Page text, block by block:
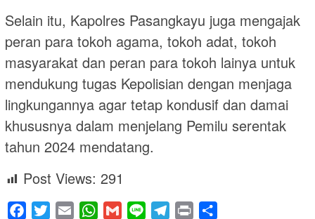
Selain itu, Kapolres Pasangkayu juga mengajak
peran para tokoh agama, tokoh adat, tokoh
masyarakat dan peran para tokoh lainya untuk
mendukung tugas Kepolisian dengan menjaga
lingkungannya agar tetap kondusif dan damai
khususnya dalam menjelang Pemilu serentak
tahun 2024 mendatang.
Post Views: 291
Facebook
Twitter Email WhatsApp
Gmail Line Telegram
Print